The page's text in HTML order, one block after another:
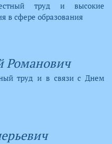
труд и высокие
в сфере образования
Романович
труд и в связи с Днем